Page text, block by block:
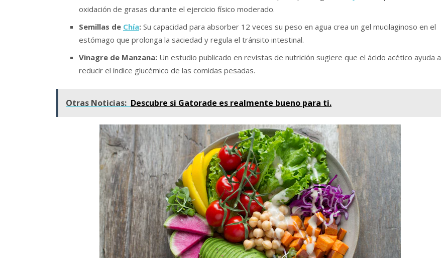
oxidación de grasas durante el ejercicio físico moderado.
Semillas de Chía: Su capacidad para absorber 12 veces su peso en agua crea un gel mucilaginoso en el
estómago que prolonga la saciedad y regula el tránsito intestinal.
Vinagre de Manzana: Un estudio publicado en revistas de nutrición sugiere que el ácido acético ayuda a
reducir el índice glucémico de las comidas pesadas.
Otras Noticias: Descubre si Gatorade es realmente bueno para ti.